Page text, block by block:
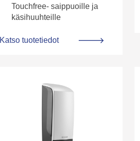
Touchfree- saippuoille ja
käsihuuhteille
Katso tuotetiedot